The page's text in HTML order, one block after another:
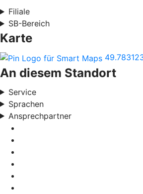
Filiale
SB-Bereich
Karte
An diesem Standort
Service
Sprachen
Ansprechpartner